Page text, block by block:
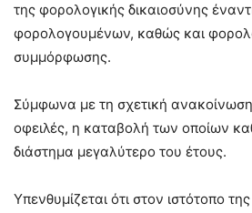
της φορολογικής δικαιοσύνης
φορολογουμένων, καθώς και
συμμόρφωσης.
Σύμφωνα με τη σχετική ανακοίνωση,
οφειλές, η καταβολή των οποίων
διάστημα μεγαλύτερο του έτους.
Υπενθυμίζεται ότι στον ιστότοπο